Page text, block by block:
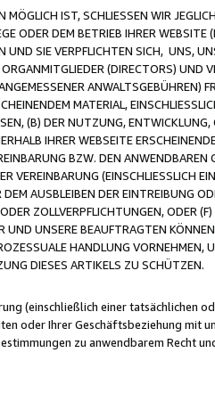
IST, SCHLIESSEN WIR
ODER DEM BETRIEB IHRER WEBSITE
SIE VERPFLICHTEN SICH, UNS,
(DIRECTORS) UND
ANWALTSGEBÜHREN)
MATERIAL,
(B) DER NUTZUNG, ENTWICKLUNG,
IHRER WEBSEITE
BZW. DEN ANWENDBAREN
VEREINBARUNG (EINSCHLIESSLICH
AUSBLEIBEN DER EINTREIBUNG
ZOLLVERPFLICHTUNGEN, ODER
UNSERE BEAUFTRAGTEN
HANDLUNG VORNEHMEN,
DIESES ARTIKELS ZU SCHÜTZEN.
(einschließlich einer tatsächlichen
oder Ihrer Geschäftsbeziehung mit
zu anwendbarem Recht